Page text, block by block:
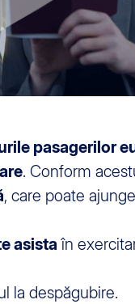
pasagerilor
. Conform
, care poate
asista în
la despăgubire.